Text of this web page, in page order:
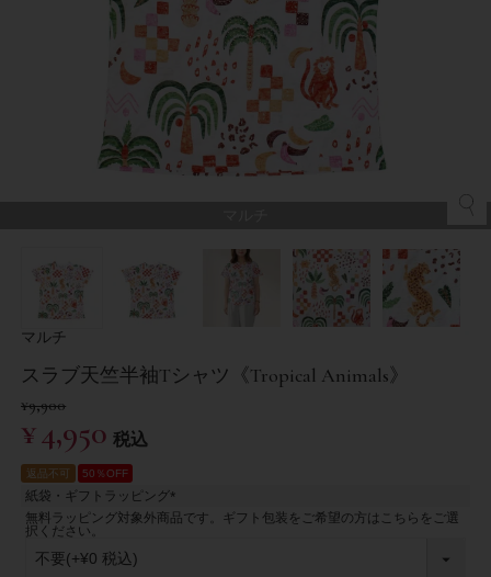
マルチ
スラブ天竺半袖Tシャツ《Tropical Animals》
¥9,900
¥4,950 税込
返品不可 50％OFF
紙袋・ギフトラッピング
(
必
無料ラッピング対象外商品です。ギフト包装をご希望の方はこちらをご選
択ください。